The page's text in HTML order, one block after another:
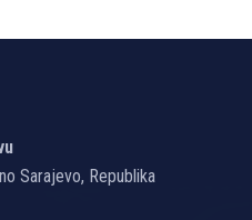
Sarajevo, Republika